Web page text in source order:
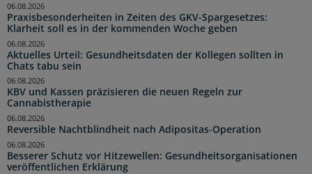
Praxisbesonderheiten in Zeiten des GKV-Spargesetzes:
Klarheit soll es in der kommenden Woche geben
06.08.2026
Aktuelles Urteil: Gesundheitsdaten der Kollegen sollten in
Chats tabu sein
06.08.2026
KBV und Kassen präzisieren die neuen Regeln zur
Cannabistherapie
06.08.2026
Reversible Nachtblindheit nach Adipositas-Operation
06.08.2026
Besserer Schutz vor Hitzewellen: Gesundheitsorganisationen
veröffentlichen Erklärung
06.08.2026